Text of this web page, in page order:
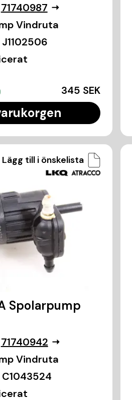
71740987
Vindruta
J1102506
345 SEK
Lägg till i önskelista
Spolarpump
71740942
Vindruta
C1043524